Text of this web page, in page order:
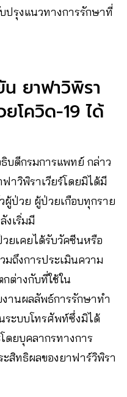
ปรุงแนวทางการรักษาที่
ยาฟาวิพิรา
โควิด-19​ ได้
บดีกรมการแพทย์ กล่าว
าวิพิราเวียร์โดยมิได้มี
ป่วย ผู้ป่วยเกือบทุกราย
เริ่มมี
ยเคยได้รับวัคซีนหรือ
มถึงการประเมินความ
ต่างกับที่ใช้ใน
านผลลัพธ์การรักษาทำ
ระบบโทรศัพท์ซึ่งมิได้
ดยบุคลากรทางการ
สิทธิผลของยาฟาร์วิพิรา